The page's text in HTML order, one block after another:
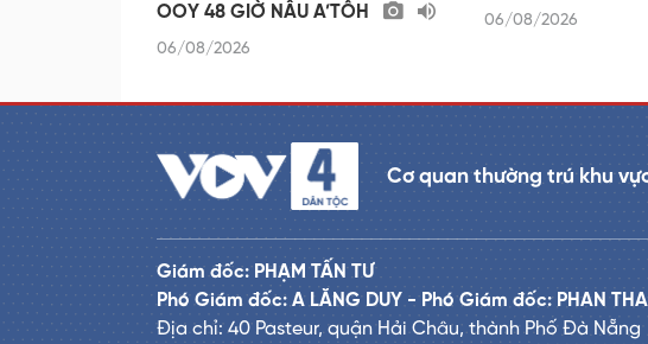
OOY 48 GIỜ NÂU A’TÔH
06/08/2026
06/08/2026
Cơ quan thường trú khu
Giám đốc: PHẠM TẤN TƯ
Phó Giám đốc: A LĂNG DUY - Phó Giám đốc: PHAN
Địa chỉ: 40 Pasteur, quận Hải Châu, thành Phố Đà Nẵng